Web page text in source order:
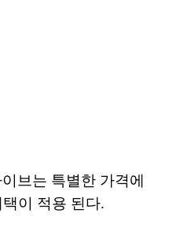
브는 특별한 가격에
이 적용 된다.